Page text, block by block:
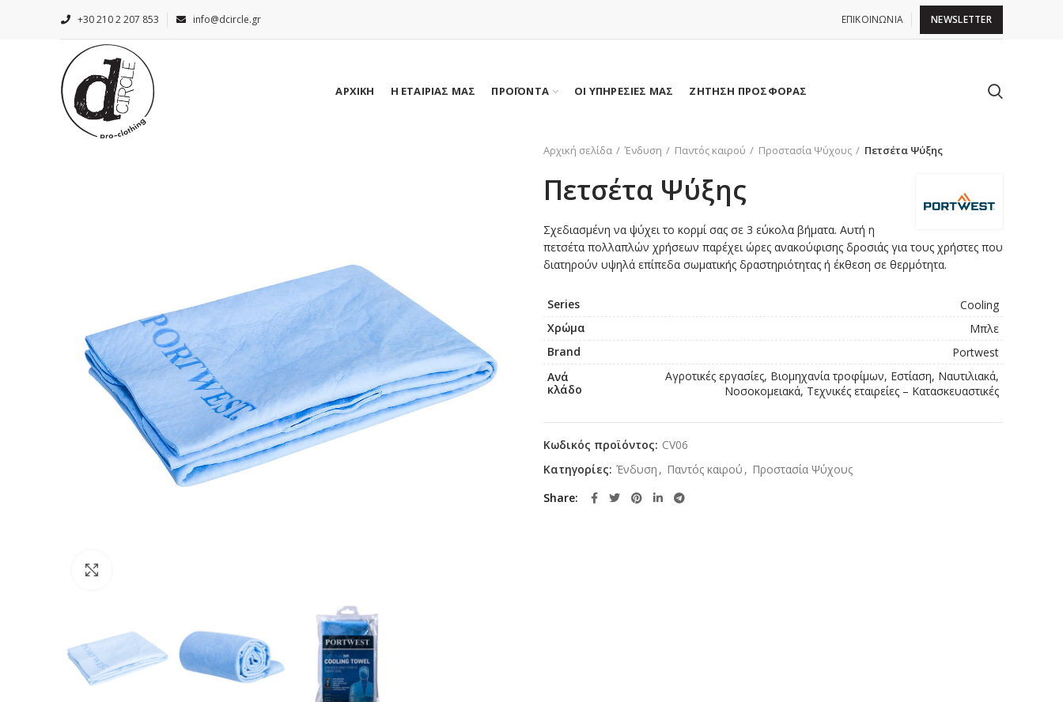
+30 210 2 207 853 info@dcircle.gr ΕΠΙΚΟΙΝΩΝΙΑ NEWSLETTER
ΑΡΧΙΚΗ Η ΕΤΑΙΡΙΑΣ ΜΑΣ ΠΡΟΪΟΝΤΑ ΟΙ ΥΠΗΡΕΣΙΕΣ ΜΑΣ ΖΗΤΗΣΗ ΠΡΟΣΦΟΡΑΣ
Αρχική σελίδα Ένδυση Παντός καιρού Προστασία Ψύχους Πετσέτα Ψύξης
Πετσέτα Ψύξης
Σχεδιασμένη να ψύχει το κορμί σας σε 3 εύκολα βήματα. Αυτή η
πετσέτα πολλαπλών χρήσεων παρέχει ώρες ανακούφισης δροσιάς για τους χρήστες που
διατηρούν υψηλά επίπεδα σωματικής δραστηριότητας ή έκθεση σε θερμότητα.
Series
Cooling
Χρώμα
Μπλε
Brand
Portwest
Ανά
κλάδο
Αγροτικές εργασίες, Βιομηχανία τροφίμων, Εστίαση, Ναυτιλιακά,
Νοσοκομειακά, Τεχνικές εταιρείες – Κατασκευαστικές
Κωδικός προϊόντος: CV06
Κατηγορίες: Ένδυση , Παντός καιρού , Προστασία Ψύχους
Share